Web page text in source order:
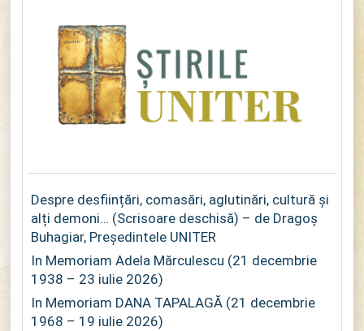
Despre desființări, comasări, aglutinări, cultură și
alți demoni… (Scrisoare deschisă) – de Dragoș
Buhagiar, Președintele UNITER
In Memoriam Adela Mărculescu (21 decembrie
1938 – 23 iulie 2026)
In Memoriam DANA TAPALAGĂ (21 decembrie
1968 – 19 iulie 2026)